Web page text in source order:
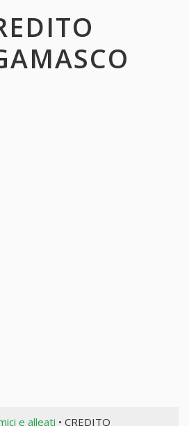
e alleati • CREDITO